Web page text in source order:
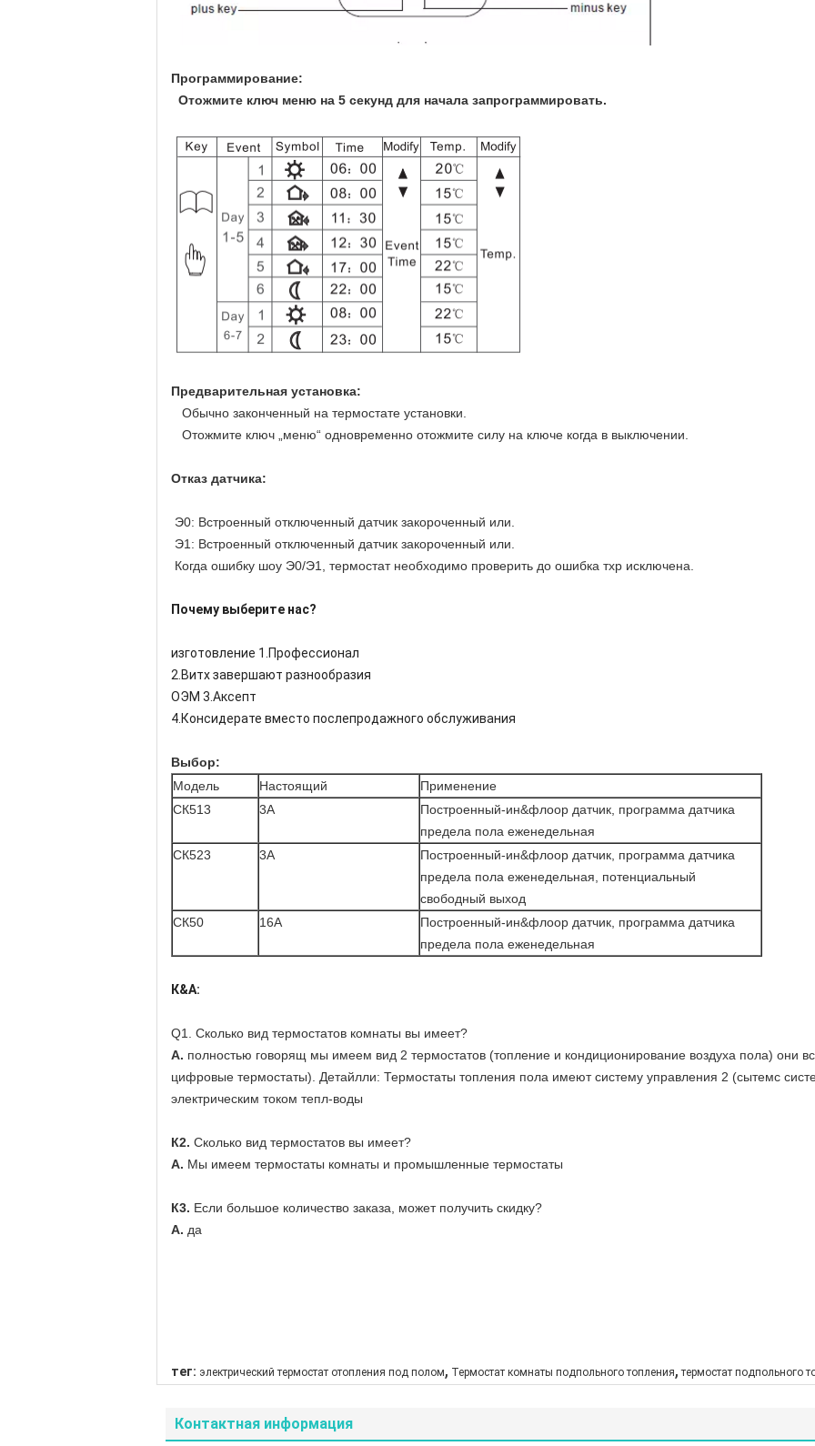
Программирование:
Отожмите ключ меню на 5 секунд для начала запрограммировать.
Предварительная установка:
Обычно законченный на термостате установки.
Отожмите ключ „меню“ одновременно отожмите силу на ключе когда в выключении.
Отказ датчика:
Э0: Встроенный отключенный датчик закороченный или.
Э1: Встроенный отключенный датчик закороченный или.
Когда ошибку шоу Э0/Э1, термостат необходимо проверить до ошибка тхр исключена.
Почему выберите нас?
изготовление 1.Профессионал
2.Витх завершают разнообразия
ОЭМ 3.Аксепт
4.Консидерате вместо послепродажного обслуживания
Выбор:
Модель
Настоящий
Применение
СК513
3А
Построенный-ин&флоор датчик, программа датчика
предела пола еженедельная
СК523
3А
Построенный-ин&флоор датчик, программа датчика
предела пола еженедельная, потенциальный
свободный выход
СК50
16А
Построенный-ин&флоор датчик, программа датчика
предела пола еженедельная
К&А:
Q1. Сколько вид термостатов комнаты вы имеет?
А. полностью говорящ мы имеем вид 2 термостатов (топление и кондиционирование воздуха пола) они
цифровые термостаты). Детайлли: Термостаты топления пола имеют систему управления 2 (сытемс
электрическим током тепл-воды
К2. Сколько вид термостатов вы имеет?
А. Мы имеем термостаты комнаты и промышленные термостаты
К3. Если большое количество заказа, может получить скидку?
А. да
тег: электрический термостат отопления под полом, Термостат комнаты подпольного топления, термостат подпольного
Контактная информация